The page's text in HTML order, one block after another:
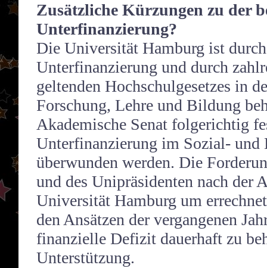
Zusätzliche Kürzungen zu der
Unterfinanzierung?
Die Universität Hamburg ist
Unterfinanzierung und durch
geltenden Hochschulgesetzes in
Forschung, Lehre und Bildung
Akademische Senat folgerichtig
Unterfinanzierung im Sozial- und
überwunden werden. Die
und des Unipräsidenten nach der
Universität Hamburg um
den Ansätzen der vergangenen
finanzielle Defizit dauerhaft zu
Unterstützung.